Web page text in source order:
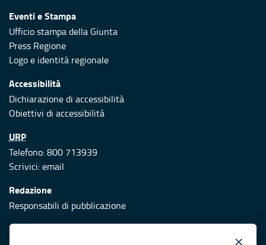
Eventi e Stampa
Ufficio stampa della Giunta
Press Regione
Logo e identità regionale
Accessibilità
Dichiarazione di accessibilità
Obiettivi di accessibilità
URP
Telefono: 800 713939
Scrivici:email
Redazione
Responsabili di pubblicazione
Protezione civile
×